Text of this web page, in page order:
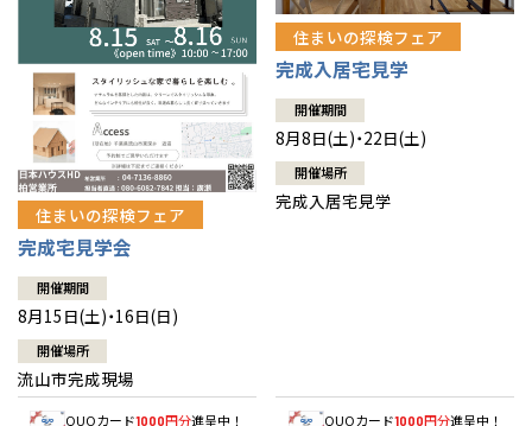
住まいの探検フェア
完成宅見学会
開催期間
8月15日(土)・16日(日)
開催場所
流山市完成現場
QUOカード1000円分進呈中！
住まいの探検フェア
完成入居宅見学
開催期間
8月8日(土)・22日(土)
開催場所
完成入居宅見学
QUOカード1000円分進呈中！